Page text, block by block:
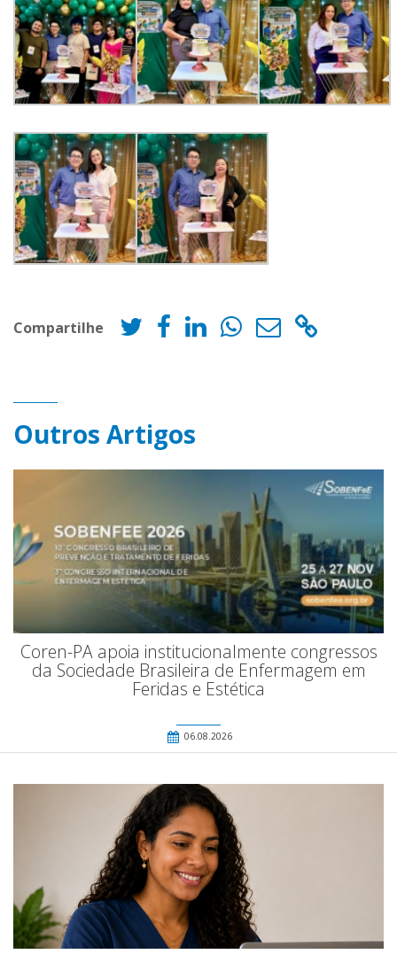
Compartilhe
Outros Artigos
Coren-PA apoia institucionalmente congressos
da Sociedade Brasileira de Enfermagem em
Feridas e Estética
06.08.2026